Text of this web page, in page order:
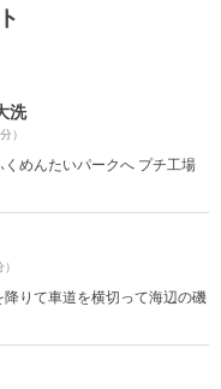
洗
）
めんたいパークへ プチ工場
りて車道を横切って海辺の磯